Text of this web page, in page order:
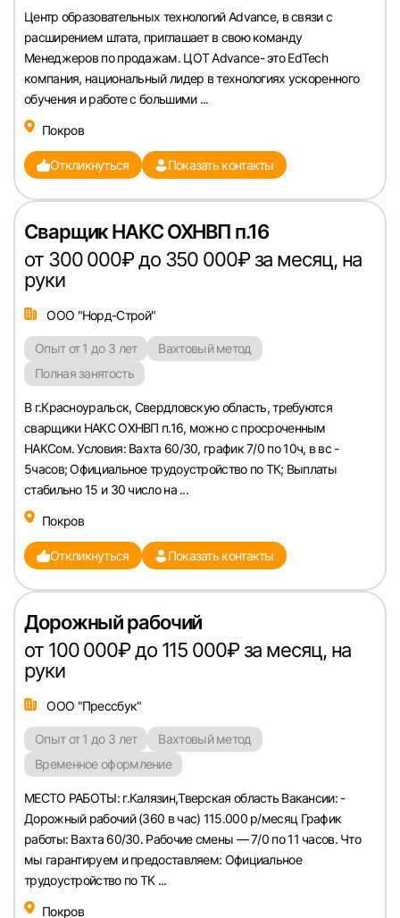
Центр образовательных технологий Advance, в связи с
расширением штата, приглашает в свою команду
Менеджеров по продажам. ЦОТ Advance- это EdTech
компания, национальный лидер в технологиях ускоренного
обучения и работе с большими ...
Покров
Откликнуться Показать контакты
Сварщик НАКС ОХНВП п.16
от 300 000₽ до 350 000₽ за месяц, на
руки
ООО "Норд-Строй"
Опыт от 1 до 3 лет
Вахтовый метод
Полная занятость
В г.Красноуральск, Свердловскую область, требуются
сварщики НАКС ОХНВП п.16, можно с просроченным
НАКСом. Условия: Вахта 60/30, график 7/0 по 10ч, в вс -
5часов; Официальное трудоустройство по ТК; Выплаты
стабильно 15 и 30 число на ...
Покров
Откликнуться Показать контакты
Дорожный рабочий
от 100 000₽ до 115 000₽ за месяц, на
руки
ООО "Прессбук"
Опыт от 1 до 3 лет
Вахтовый метод
Временное оформление
МЕСТО РАБОТЫ: г.Калязин,Тверская область Вакансии: -
Дорожный рабочий (360 в час) 115.000 р/месяц График
работы: Вахта 60/30. Рабочие смены — 7/0 по 11 часов. Что
мы гарантируем и предоставляем: Официальное
трудоустройство по ТК ...
Покров